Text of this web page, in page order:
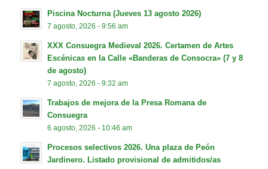
Piscina Nocturna (Jueves 13 agosto 2026)
7 agosto, 2026 - 9:56 am
XXX Consuegra Medieval 2026. Certamen de Artes
Escénicas en la Calle «Banderas de Consocra» (7 y 8
de agosto)
7 agosto, 2026 - 9:32 am
Trabajos de mejora de la Presa Romana de
Consuegra
6 agosto, 2026 - 10:46 am
Procesos selectivos 2026. Una plaza de Peón
Jardinero. Listado provisional de admitidos/as